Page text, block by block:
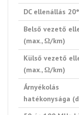
DC ellenállás
Belső vezető
(max., Ω/km)
Külső vezető
(max., Ω/km)
Árnyékolás
hatékonysága